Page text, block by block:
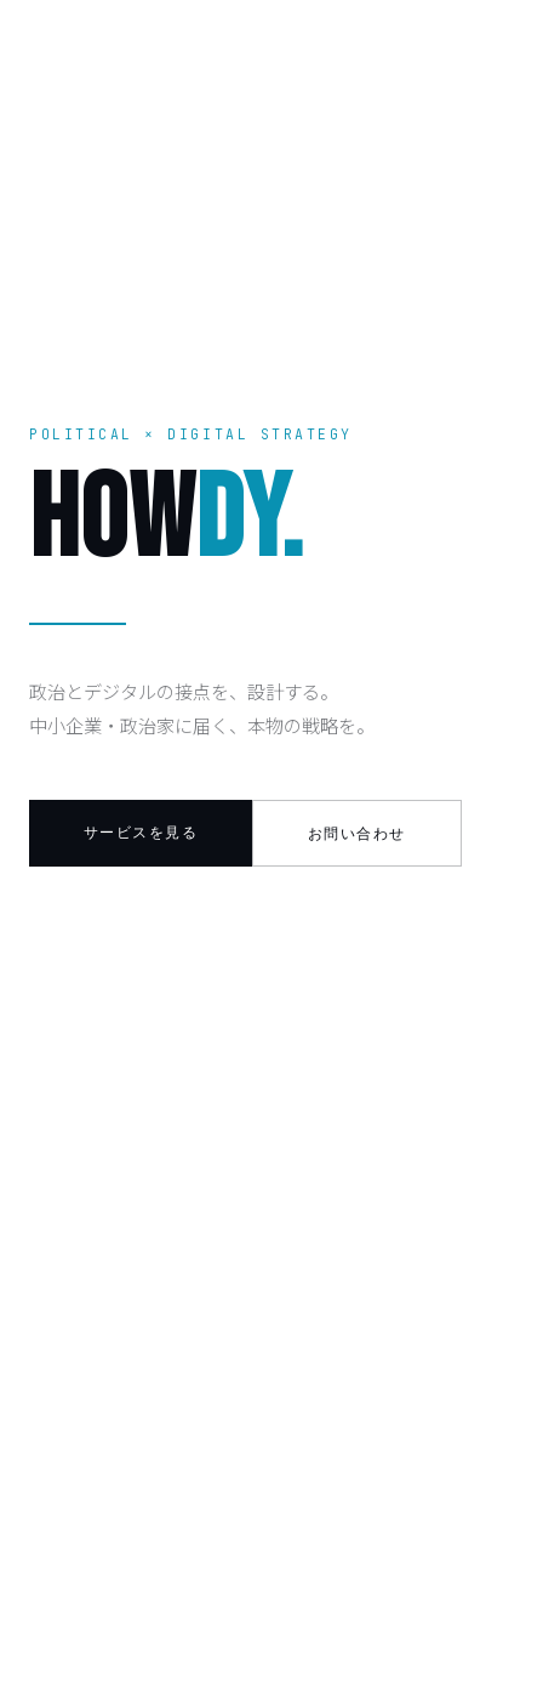
POLITICAL × DIGITAL STRATEGY
HOWDY.
政治とデジタルの接点を、設計する。
中小企業・政治家に届く、本物の戦略を。
サービスを見る お問い合わせ